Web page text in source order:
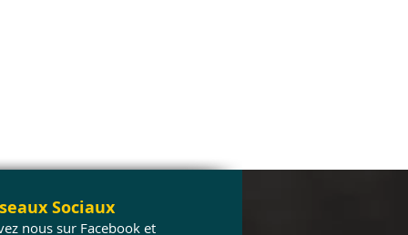
Sociaux
nous sur Facebook et